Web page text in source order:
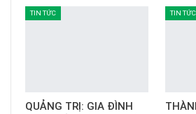
TIN TỨC
QUẢNG TRỊ: GIA ĐÌNH
TIN TỨC